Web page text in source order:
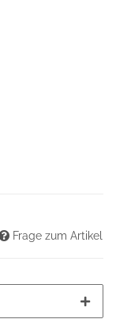
Frage zum Artikel